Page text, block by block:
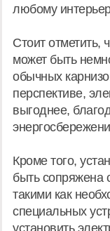
любому
Стоит отметить,
может быть
обычных
перспективе,
выгоднее,
Кроме того,
быть сопряжена
такими как
специальных
установить